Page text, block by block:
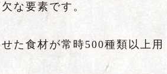
な要素です。
た食材が常時500種類以上用